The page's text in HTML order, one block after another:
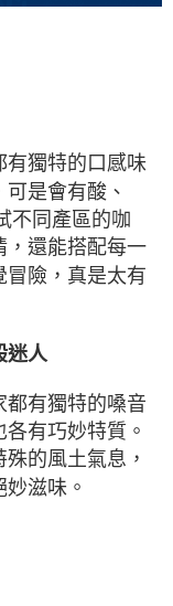
有獨特的口感味
是會有酸、
不同產區的咖
，還能搭配每一
冒險，真是太有
迷人
都有獨特的嗓音
有巧妙特質。
的風土氣息，
滋味。